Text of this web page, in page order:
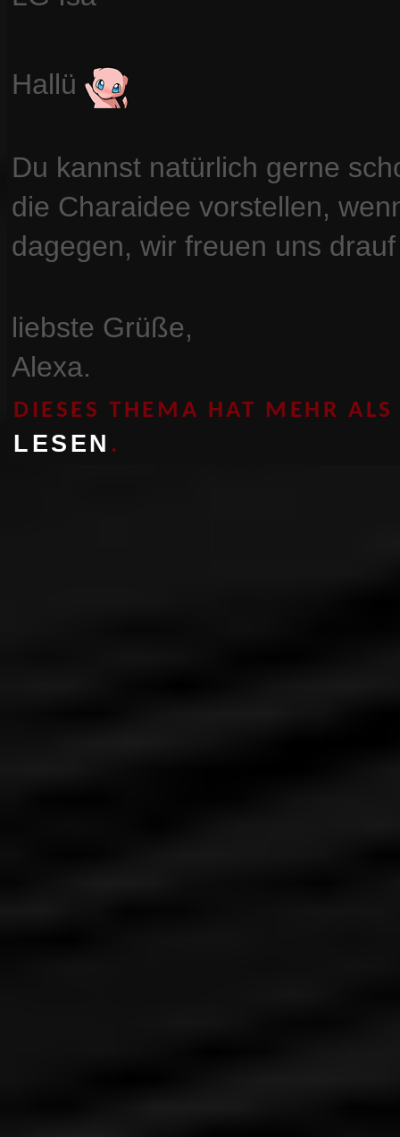
Hallü
Du kannst natürlich gerne
die Charaidee vorstellen,
dagegen, wir freuen uns
liebste Grüße,
Alexa.
DIESES THEMA HAT MEHR
LESEN .